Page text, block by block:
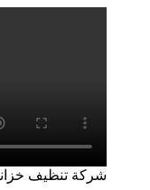
شركة تنظيف